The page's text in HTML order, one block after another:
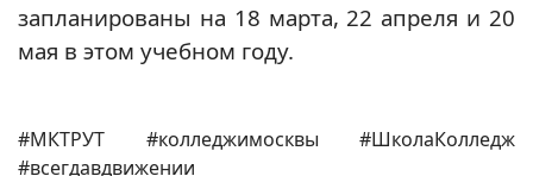
запланированы на 18 марта, 22 апреля и 20
мая в этом учебном году.
#МКТРУТ #колледжимосквы #ШколаКолледж
#всегдавдвижении